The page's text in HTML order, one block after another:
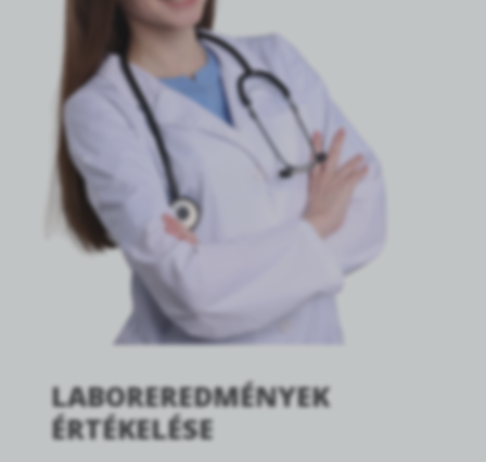
LABOREREDMÉNYEK
ÉRTÉKELÉSE